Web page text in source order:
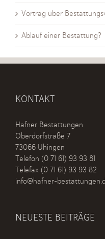
Vortrag über
Ablauf einer Bestattung?
KONTAKT
Hafner Bestattungen
Oberdorfstraße 7
73066 Uhingen
Telefon (0 71 61) 93 93 81
Telefax (0 71 61) 93 93 82
info@hafner-
NEUESTE BEITRÄGE